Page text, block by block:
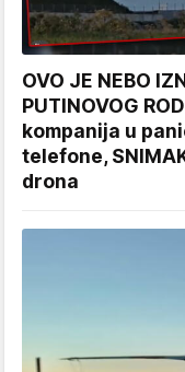
OVO JE NEBO
PUTINOVOG
kompanija u
telefone,
drona